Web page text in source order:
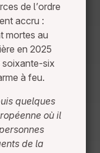
de l’ordre
accru :
mortes au
en 2025
soixante-six
à feu.
quelques
où il
de la